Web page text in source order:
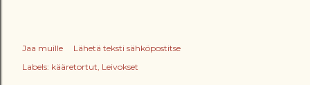
Jaa muille
Lähetä teksti sähköpostitse
Labels: kääretortut Leivokset